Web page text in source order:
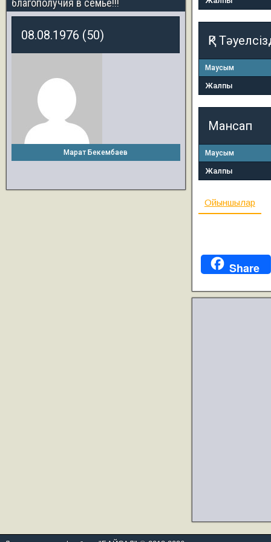
ҚР
Маусым
Жалпы
Мансап
Маусым
Жалпы
Ойыншылар
Share
благополучия в семье!!!
08.08.1976 (50)
Марат Бекембаев